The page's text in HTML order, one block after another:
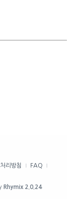
리방침
FAQ
Rhymix 2.0.24